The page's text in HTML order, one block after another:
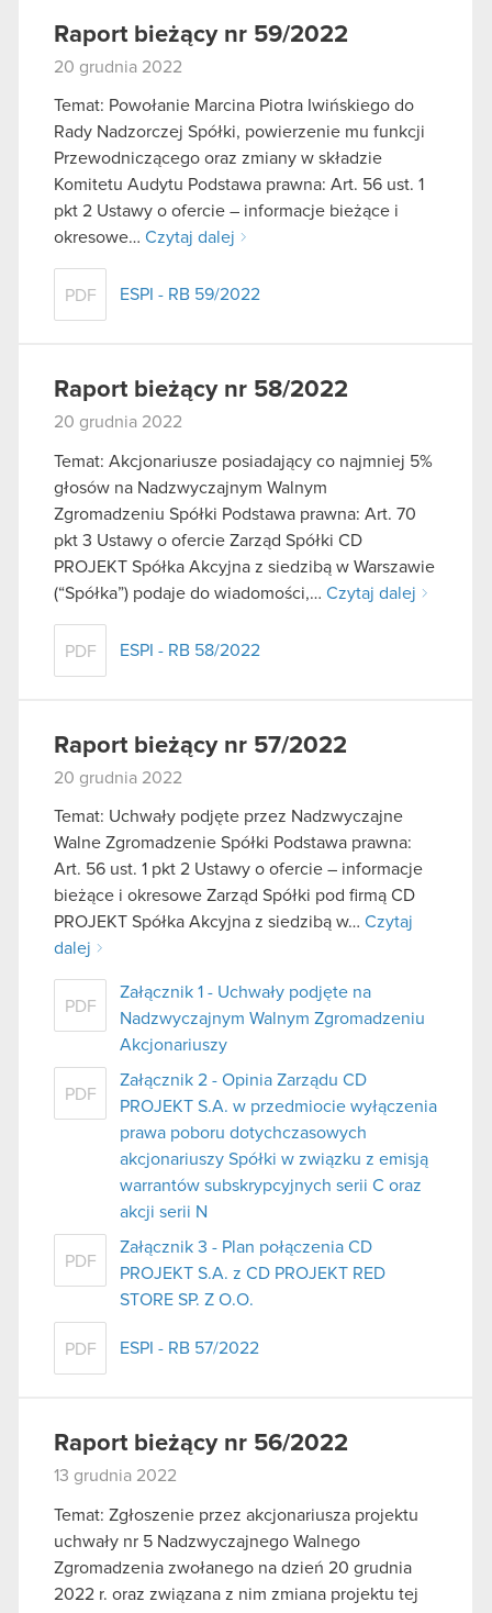
Raport bieżący nr 59/2022
20 grudnia 2022
Temat: Powołanie Marcina Piotra Iwińskiego do
Rady Nadzorczej Spółki, powierzenie mu funkcji
Przewodniczącego oraz zmiany w składzie
Komitetu Audytu Podstawa prawna: Art. 56 ust. 1
pkt 2 Ustawy o ofercie – informacje bieżące i
okresowe… Czytaj dalej
PDF ESPI - RB 59/2022
Raport bieżący nr 58/2022
20 grudnia 2022
Temat: Akcjonariusze posiadający co najmniej 5%
głosów na Nadzwyczajnym Walnym
Zgromadzeniu Spółki Podstawa prawna: Art. 70
pkt 3 Ustawy o ofercie Zarząd Spółki CD
PROJEKT Spółka Akcyjna z siedzibą w Warszawie
(“Spółka”) podaje do wiadomości,… Czytaj dalej
PDF ESPI - RB 58/2022
Raport bieżący nr 57/2022
20 grudnia 2022
Temat: Uchwały podjęte przez Nadzwyczajne
Walne Zgromadzenie Spółki Podstawa prawna:
Art. 56 ust. 1 pkt 2 Ustawy o ofercie – informacje
bieżące i okresowe Zarząd Spółki pod firmą CD
PROJEKT Spółka Akcyjna z siedzibą w… Czytaj
dalej
PDF
Załącznik 1 - Uchwały podjęte na
Nadzwyczajnym Walnym Zgromadzeniu
Akcjonariuszy
PDF
Załącznik 2 - Opinia Zarządu CD
PROJEKT S.A. w przedmiocie wyłączenia
prawa poboru dotychczasowych
akcjonariuszy Spółki w związku z emisją
warrantów subskrypcyjnych serii C oraz
akcji serii N
PDF
Załącznik 3 - Plan połączenia CD
PROJEKT S.A. z CD PROJEKT RED
STORE SP. Z O.O.
PDF ESPI - RB 57/2022
Raport bieżący nr 56/2022
13 grudnia 2022
Temat: Zgłoszenie przez akcjonariusza projektu
uchwały nr 5 Nadzwyczajnego Walnego
Zgromadzenia zwołanego na dzień 20 grudnia
2022 r. oraz związana z nim zmiana projektu tej